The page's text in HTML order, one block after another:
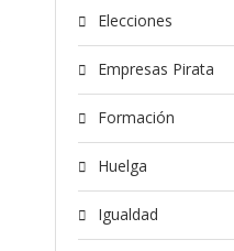
Elecciones
Empresas Pirata
Formación
Huelga
Igualdad